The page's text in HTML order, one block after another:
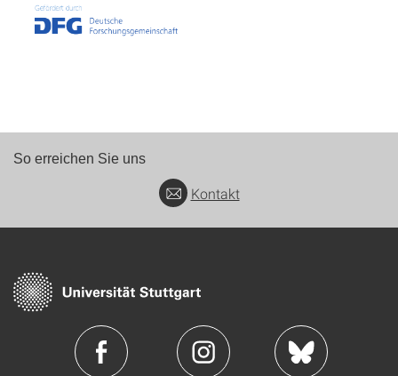
So erreichen Sie uns
Kontakt